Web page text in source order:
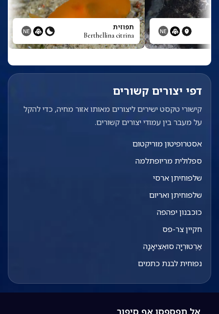
NE תפוזית
Berthellina citrina
NE
דפי יצורים קשורים
קישורי טקסט ישירים ליצורים מאותו אזור מחיה, כדי להקל
על מעבר בין עמודי יצורים קשורים.
אסטרופיטון מוריקטום
ספלולית מריופתלמה
שלפוחיתן ארסי
שלפוחיתן ואריום
כוכבנון יפהפה
חקיין צר-פס
אַרְטוּרִיָה סוּאֶצִיאָנָה
נפוחית לבנת כתמים